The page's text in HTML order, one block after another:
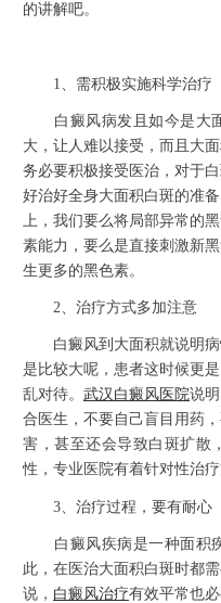
的讲解吧。
1、需积极实施科学治疗
白癜风病发且如今是大面
大，让人难以接受，而且大
务必要积极接受医治，对于
好治好全身大面积白斑的准
上，我们要么将局部异常的
素能力，要么是直接刺激新
生更多的黑色素。
2、治疗方式多加注意
白癜风到大面积就说明病
是比较大呢，患者这时候更
乱对待。 武汉白癜风医院说
合医生，不要自己盲目用药
害，甚至还会导致白斑扩散
性，专业医院有着针对性治
3、治疗过程，要有耐心
白癜风疾病是一种面积疾
此，在医治大面积白斑时都
说， 白癜风治疗有效平常也必